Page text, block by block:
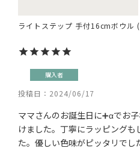
ライトステップ 手付16cmボウル
購入者
投稿日 2024/06/17
ママさんのお誕生日に➕αでお
けました。丁寧にラッピングも
た。優しい色味がピッタリでし